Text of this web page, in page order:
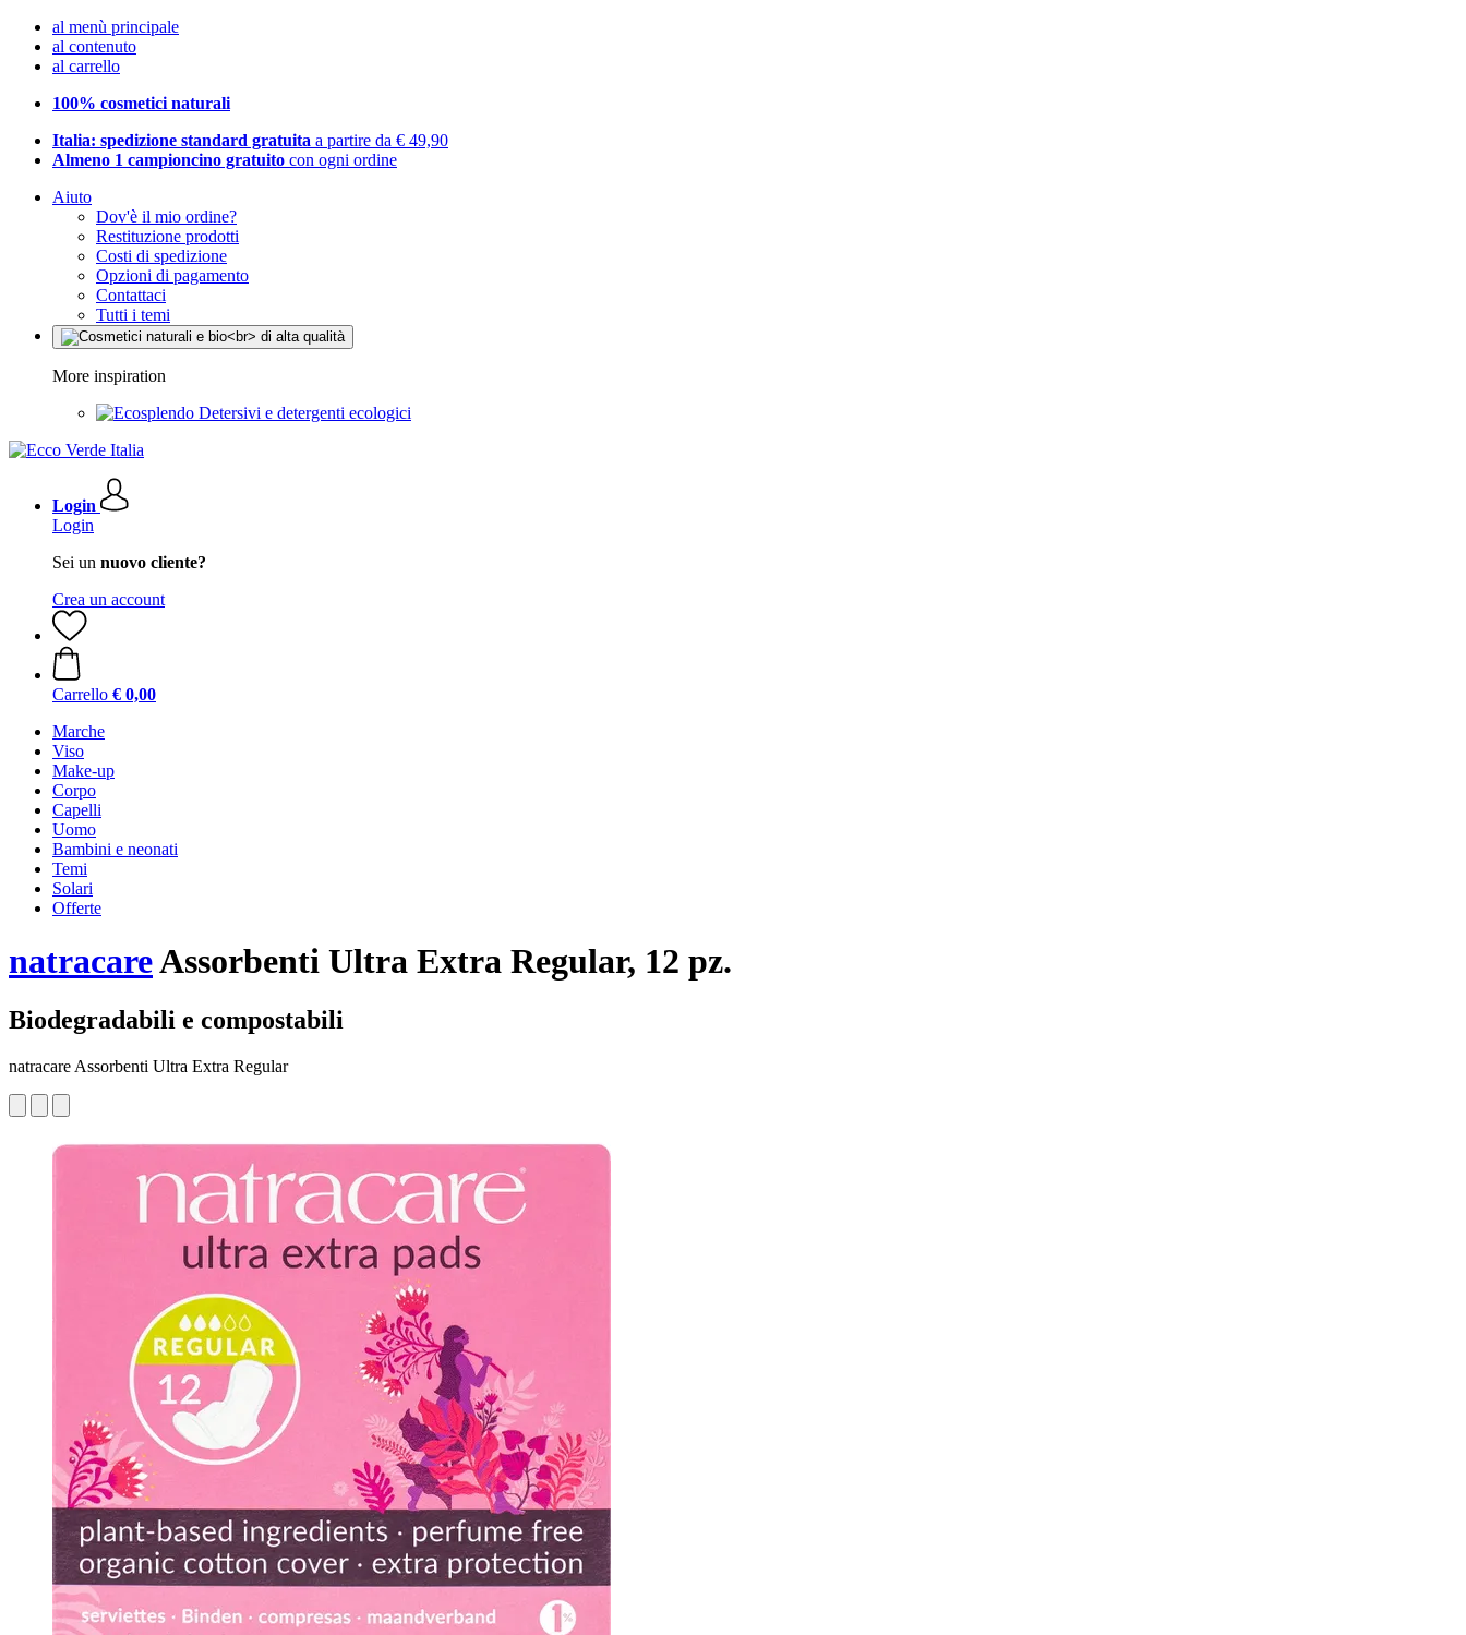
al menù principale
al contenuto
al carrello
100% cosmetici naturali
Italia: spedizione standard gratuita a partire da € 49,90
Almeno 1 campioncino gratuito con ogni ordine
Aiuto
Dov'è il mio ordine?
Restituzione prodotti
Costi di spedizione
Opzioni di pagamento
Contattaci
Tutti i temi
More inspiration
Detersivi e detergenti ecologici
Login
Login
Sei un nuovo cliente?
Crea un account
Carrello € 0,00
Marche
Viso
Make-up
Corpo
Capelli
Uomo
Bambini e neonati
Temi
Solari
Offerte
natracareAssorbenti Ultra Extra Regular, 12 pz.
Biodegradabili e compostabili
natracare Assorbenti Ultra Extra Regular